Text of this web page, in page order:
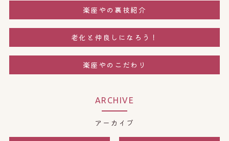
楽座やの裏技紹介
老化と仲良しになろう！
楽座やのこだわり
ARCHIVE
アーカイブ